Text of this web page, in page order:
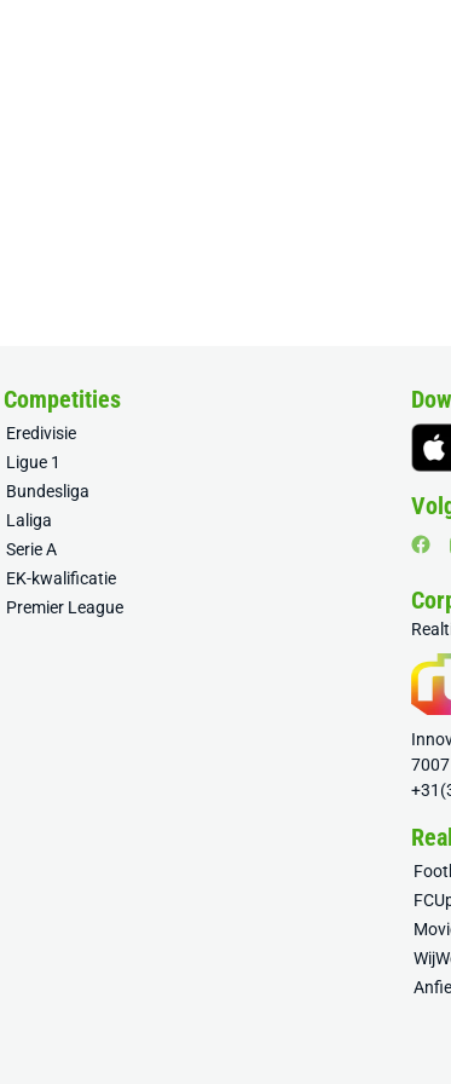
Competities
Eredivisie
Ligue 1
Bundesliga
Laliga
Serie A
EK-kwalificatie
Premier League